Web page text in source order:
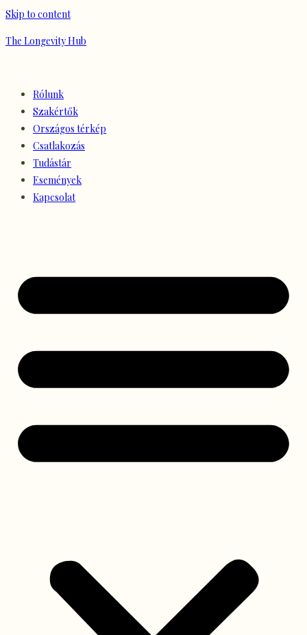
Skip to content
The Longevity Hub
Rólunk
Szakértők
Országos térkép
Csatlakozás
Tudástár
Események
Kapcsolat